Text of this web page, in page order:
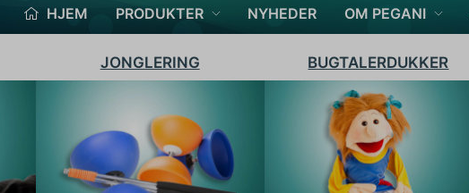
HJEM PRODUKTER NYHEDER OM PEGANI
JONGLERING BUGTALERDUKKER